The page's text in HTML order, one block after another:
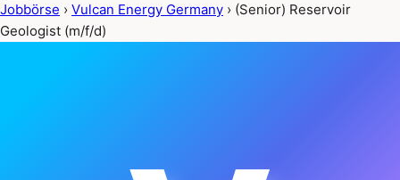
Jobbörse › Vulcan Energy Germany › (Senior) Reservoir
Geologist (m/f/d)